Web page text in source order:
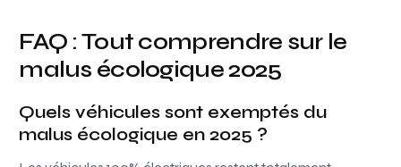
FAQ : Tout comprendre sur le
malus écologique 2025
Quels véhicules sont exemptés du
malus écologique en 2025 ?